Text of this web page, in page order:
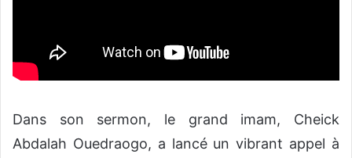
Dans son sermon, le grand imam, Cheick
Abdalah Ouedraogo, a lancé un vibrant appel à